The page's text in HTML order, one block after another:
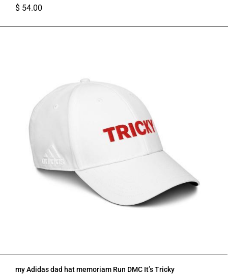
$ 54.00
my Adidas dad hat memoriam Run DMC It’s Tricky